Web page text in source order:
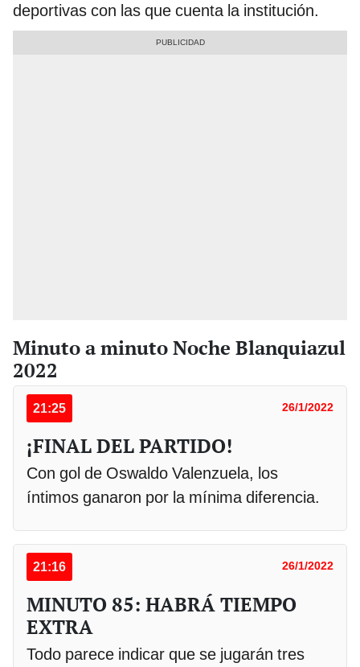
deportivas con las que cuenta la institución.
Minuto a minuto Noche Blanquiazul
2022
21:25 26/1/2022
¡FINAL DEL PARTIDO!
Con gol de Oswaldo Valenzuela, los
íntimos ganaron por la mínima diferencia.
21:16 26/1/2022
MINUTO 85: HABRÁ TIEMPO
EXTRA
Todo parece indicar que se jugarán tres